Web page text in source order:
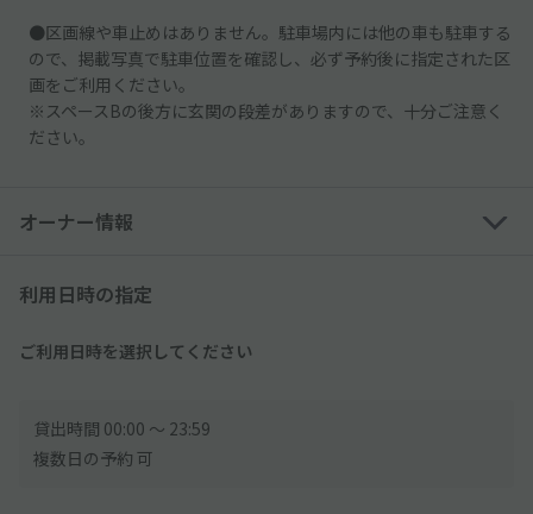
●区画線や車止めはありません。駐車場内には他の車も駐車する
ので、掲載写真で駐車位置を確認し、必ず予約後に指定された区
画をご利用ください。
※スペースBの後方に玄関の段差がありますので、十分ご注意く
ださい。
オーナー情報
利用日時の指定
ご利用日時を選択してください
貸出時間 00:00 〜 23:59
複数日の予約 可